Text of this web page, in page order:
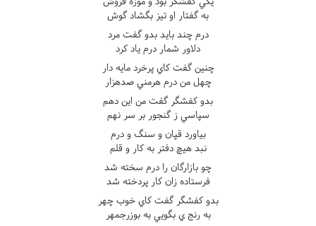
به گفتار او تيز بگشاد گوش
درم چند بايد بدو گفت مرد
دلاور شمار درم ياد کرد
چنين گفت کاي پرخرد مايه دار
چهل من درم هرمني صدهزار
بدو کفشگر گفت من اين دهم
سپاسي ز گنجور بر سر نهم
بياورد قپان و سنگ و درم
نبد هيچ دفتر به کار و قلم
چو بازارگان را درم سخته شد
فرستاده زان کار پردخته شد
بدو کفشگر گفت کاي خوب چهر
به رنج ي بگويي به بوزرجمهر